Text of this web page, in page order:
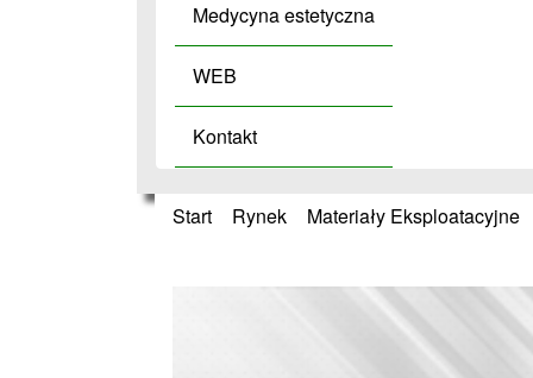
Medycyna estetyczna
WEB
Kontakt
Start Rynek Materiały Eksploatacyjne